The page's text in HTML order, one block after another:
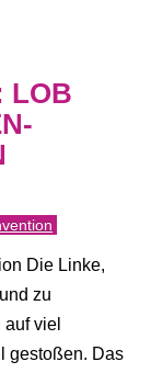
LOB
Die Linke,
zu
viel
gestoßen. Das